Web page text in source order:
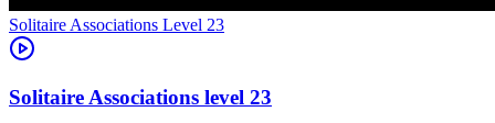
Level 23
23